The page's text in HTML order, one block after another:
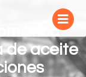
de aceite